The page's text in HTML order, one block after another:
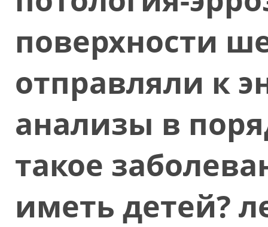
поверхности
отправляли к
анализы в
такое
иметь детей?